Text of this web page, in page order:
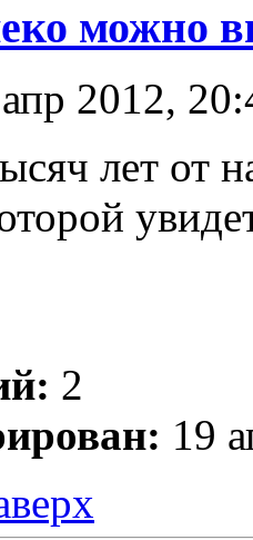
можно
2012,
лет от
2
19